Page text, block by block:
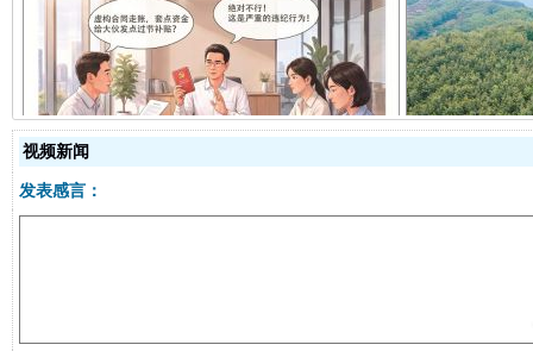
揭开“小金库”的免责幌子
视频新闻
发表感言：